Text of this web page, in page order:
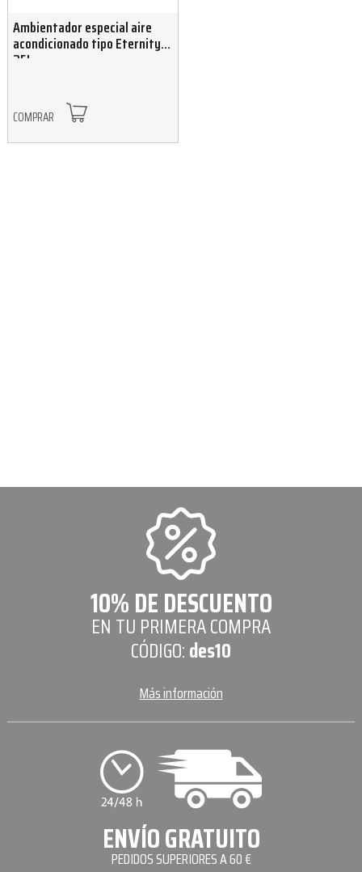
Ambientador especial aire
acondicionado tipo Eternity
25L
COMPRAR
10% DE DESCUENTO
EN TU PRIMERA COMPRA
CÓDIGO:des10
Más información
ENVÍO GRATUITO
PEDIDOS SUPERIORES A 60 €